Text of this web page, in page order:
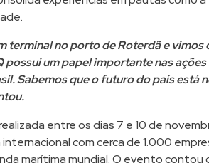
terminal no porto de Roterdã e vimos
possui um papel importante nas
Sabemos que o futuro do país está
entre os dias 7 e 10 de
com cerca de 1.000
marítima mundial. O evento contou